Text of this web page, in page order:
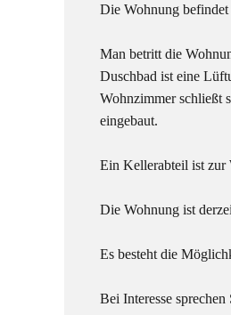
Die Wohnung befindet
Man betritt die
Duschbad ist eine
Wohnzimmer schließt
eingebaut.
Ein Kellerabteil ist zur
Die Wohnung ist
Es besteht die
Bei Interesse sprechen